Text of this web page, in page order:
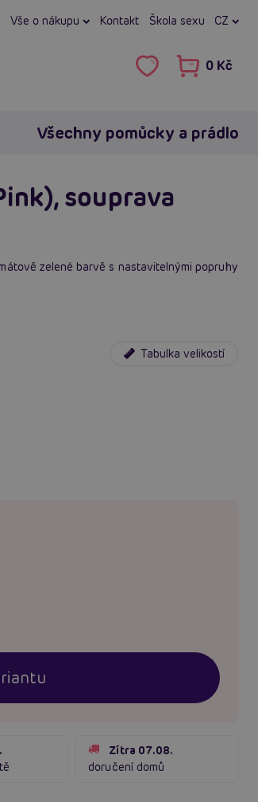
Vše o nákupu Kontakt Škola sexu CZ
0 Kč
Všechny pomůcky a prádlo
souprava
zelené barvě s nastavitelnými popruhy
Tabulka velikostí
Zítra 07.08.
doručení domů